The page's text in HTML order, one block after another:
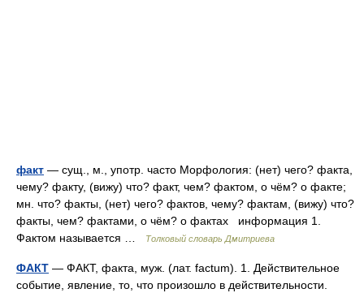
факт — сущ., м., употр. часто Морфология: (нет) чего? факта,
чему? факту, (вижу) что? факт, чем? фактом, о чём? о факте;
мн. что? факты, (нет) чего? фактов, чему? фактам, (вижу) что?
факты, чем? фактами, о чём? о фактах информация 1.
Фактом называется …
Толковый словарь Дмитриева
ФАКТ — ФАКТ, факта, муж. (лат. factum). 1. Действительное
событие, явление, то, что произошло в действительности.